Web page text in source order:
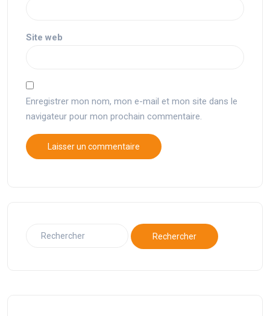
Site web
Enregistrer mon nom, mon e-mail et mon site dans le
navigateur pour mon prochain commentaire.